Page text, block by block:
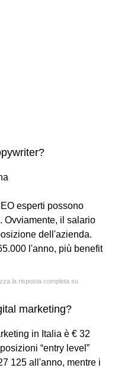
esperti possono
Ovviamente, il salario
dell'azienda.
l'anno, più benefit
la risposta completa su
marketing?
in Italia è € 32
“entry level”
125 all'anno, mentre i